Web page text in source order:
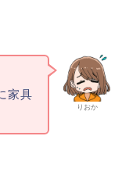
りおか
家具